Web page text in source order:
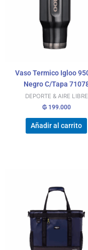
Vaso Termico Igloo
Negro C/Tapa
DEPORTE & AIRE LIBRE
₲199.000
Añadir al carrito